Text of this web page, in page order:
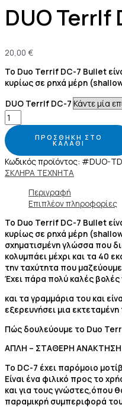
DUO TerrIf
20,00 €
Το Duo Terrif DC-7 Bullet
κυρίως σε ρηχά μέρη
DUO TerrIf DC-7
ΠΡΟΣΘΉΚΗ ΣΤΟ
ΚΑΛΆΘΙ
Κωδικός προϊόντος: #DUO-
ΣΚΛΗΡΑ ΤΕΧΝΗΤΑ
Περιγραφή
Επιπλέον πληροφορίες
Το Duo Terrif DC-7 Bullet
κυρίως σε ρηχά μέρη
σχηματισμένη γλώσσα που
κολυμπάει μέχρι και τα 40
την ταχύτητα που
Έχει πάρα πολύ καλές βολές
και τα γραμμάρια του και
εξερευνήσει μια
Πώς δουλεύουμε το Duo
ΑΠΛΗ – ΣΤΑΘΕΡΗ ΑΝΑΚΤΗΣΗ
Το DC-7 έχει παρόμοιο
Είναι ένα φιλικό προς το
και για τους γνώστες,όπου
παραμικρή συμπεριφορά